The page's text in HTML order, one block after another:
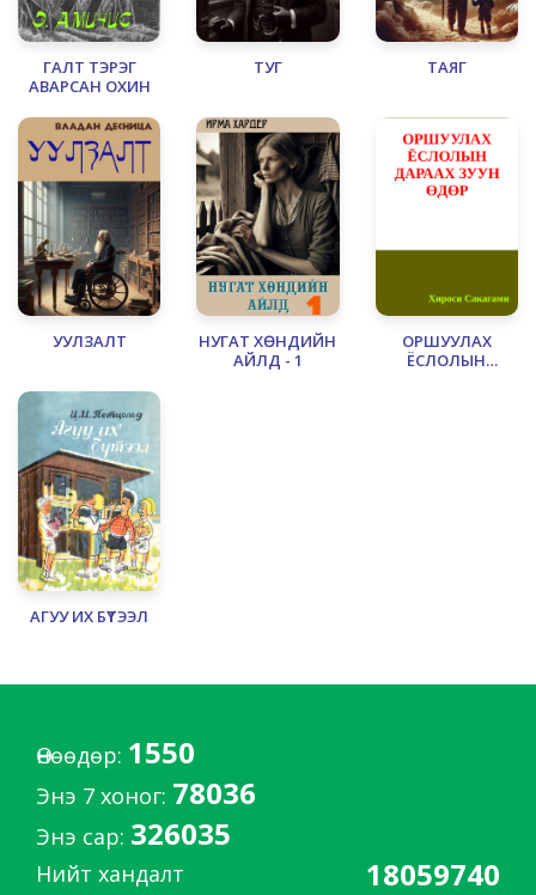
ГАЛТ ТЭРЭГ
АВАРСАН ОХИН
ТУГ ТАЯГ
УУЛЗАЛТ
НУГАТ ХӨНДИЙН
АЙЛД - 1
ОРШУУЛАХ
ЁСЛОЛЫН
АГУУ ИХ БҮТЭЭЛ
Өнөөдөр: 1550
Энэ 7 хоног: 78036
Энэ сар: 326035
Нийт хандалт 18059740